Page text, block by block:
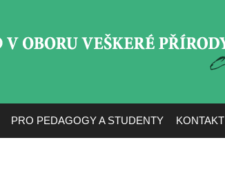
PRO PEDAGOGY A STUDENTY KONTAKT